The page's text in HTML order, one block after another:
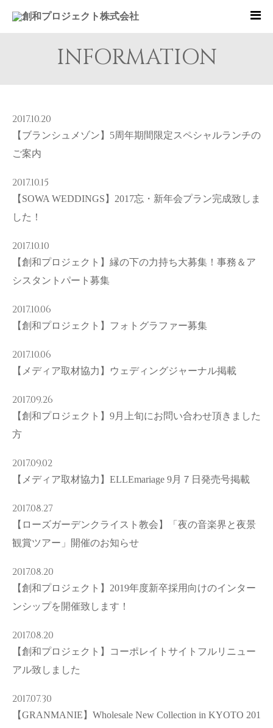
INFORMATION
2017.10.20
【ブランシュメゾン】5周年期間限定スペシャルランチの
ご案内
2017.10.15
【SOWA WEDDINGS】2017忘・新年会プラン完成致しま
した！
2017.10.10
【創和プロジェクト】縁の下の力持ち大募集！事務＆ア
シスタントパート募集
2017.10.06
【創和プロジェクト】フォトグラファー募集
2017.10.06
【メディア取材協力】ウェディングジャーナル掲載
2017.09.26
【創和プロジェクト】9月上旬にお問い合わせ頂きました
方
2017.09.02
【メディア取材協力】ELLEmariage 9月７日発売号掲載
2017.08.27
【ローズガーデンクライスト教会】「夜の音楽界と夜景
観賞ツアー」開催のお知らせ
2017.08.20
【創和プロジェクト】2019年度新卒採用向けのインター
ンシップを開催致します！
2017.08.20
【創和プロジェクト】コーポレイトサイトフルリニュー
アル致しました
2017.07.30
【GRANMANIE】Wholesale New Collection in KYOTO 201